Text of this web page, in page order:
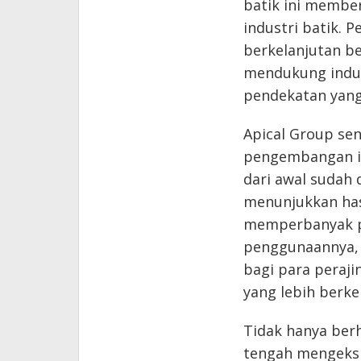
batik ini
industri batik.
berkelanjutan
mendukung
pendekatan
Apical Group
pengembangan
dari awal sudah
menunjukkan
memperbanyak
bagi para
yang lebih
Tidak hanya
tengah